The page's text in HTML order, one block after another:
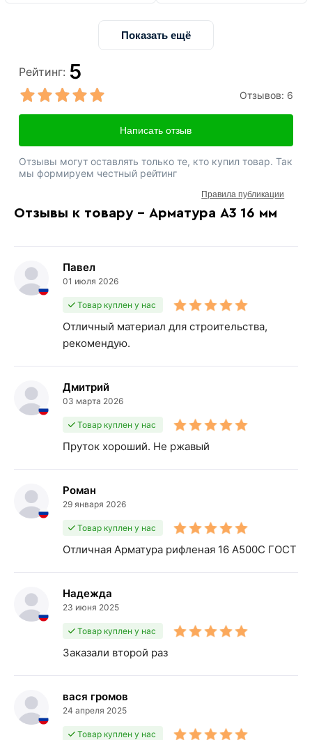
Показать ещё
Отзывы к товару - Арматура А3 16 мм
Павел
01 июля 2026
Товар куплен у нас
Отличный материал для строительства,
рекомендую.
Дмитрий
03 марта 2026
Товар куплен у нас
Пруток хороший. Не ржавый
Роман
29 января 2026
Товар куплен у нас
Отличная Арматура рифленая 16 А500С ГОСТ
Надежда
23 июня 2025
Товар куплен у нас
Заказали второй раз
вася громов
24 апреля 2025
Товар куплен у нас
Рейтинг: 5
Отзывов: 6
Написать отзыв
Отзывы могут оставлять только те, кто купил товар. Так
мы формируем честный рейтинг
Правила публикации